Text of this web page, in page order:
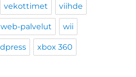
vekottimet viihde
web-palvelut wii
xbox 360